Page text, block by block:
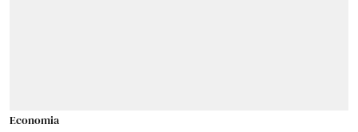
Economia